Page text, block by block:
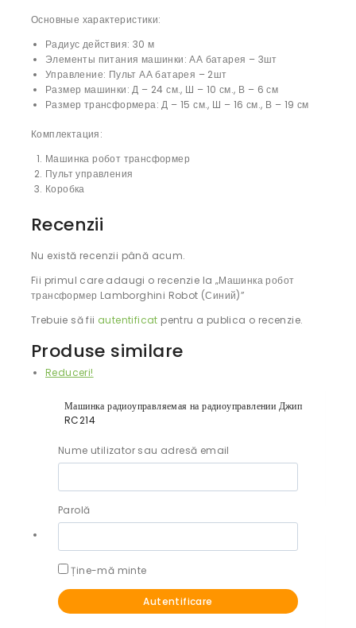
Основные характеристики:
Радиус действия: 30 м
Элементы питания машинки: АА батарея – 3шт
Управление: Пульт АА батарея – 2шт
Размер машинки: Д – 24 см., Ш – 10 см., В – 6 см
Размер трансформера: Д – 15 см., Ш – 16 см., В – 19 см
Комплектация:
Машинка робот трансформер
Пульт управления
Коробка
Recenzii
Nu există recenzii până acum.
Fii primul care adaugi o recenzie la „Машинка робот
трансформер Lamborghini Robot (Синий)”
Trebuie să fii autentificat pentru a publica o recenzie.
Produse similare
Reduceri!
Машинка радиоуправляемая на радиоуправлении Джип
RC214
700 MDL 480 MDL
Двусторонняя RC11
0out of 5
800MDL
Selectează opțiunile
Nume utilizator sau adresă email
Parolă
Ține-mă minte